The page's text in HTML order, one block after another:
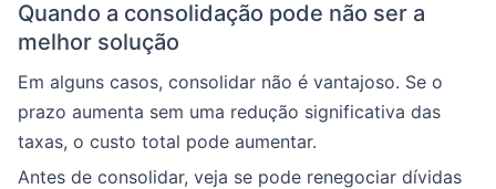
Quando a consolidação pode não ser a
melhor solução
Em alguns casos, consolidar não é vantajoso. Se o
prazo aumenta sem uma redução significativa das
taxas, o custo total pode aumentar.
Antes de consolidar, veja se pode renegociar dívidas